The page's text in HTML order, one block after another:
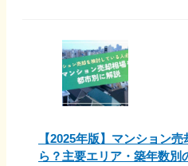
【2025年版】マンション売
ら？主要エリア・築年数別